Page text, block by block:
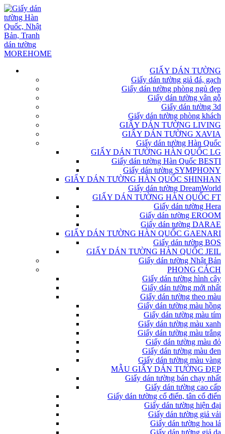
GIẤY DÁN TƯỜNG
Giấy dán tường giả đá, gạch
Giấy dán tường phòng ngủ đẹp
Giấy dán tường vân gỗ
Giấy dán tường 3d
Giấy dán tường phòng khách
GIẤY DÁN TƯỜNG LIVING
GIẤY DÁN TƯỜNG XAVIA
Giấy dán tường Hàn Quốc
GIẤY DÁN TƯỜNG HÀN QUỐC LG
Giấy dán tường Hàn Quốc BESTI
Giấy dán tường SYMPHONY
GIẤY DÁN TƯỜNG HÀN QUỐC SHINHAN
Giấy dán tường DreamWorld
GIẤY DÁN TƯỜNG HÀN QUỐC FT
Giấy dán tường Hera
Giấy dán tường EROOM
Giấy dán tường DARAE
GIẤY DÁN TƯỜNG HÀN QUỐC GAENARI
Giấy dán tường BOS
GIẤY DÁN TƯỜNG HÀN QUỐC JEIL
Giấy dán tường Nhật Bản
PHONG CÁCH
Giấy dán tường hình cây
Giấy dán tường mới nhất
Giấy dán tường theo màu
Giấy dán tường màu hồng
Giấy dán tường màu tím
Giấy dán tường màu xanh
Giấy dán tường màu trắng
Giấy dán tường màu đỏ
Giấy dán tường màu đen
Giấy dán tường màu vàng
MẪU GIẤY DÁN TƯỜNG ĐẸP
Giấy dán tường bán chạy nhất
Giấy dán tường cao cấp
Giấy dán tường cổ điển, tân cổ điển
Giấy dán tường hiện đại
Giấy dán tường giả vải
Giấy dán tường hoa lá
Giấy dán tường giả da